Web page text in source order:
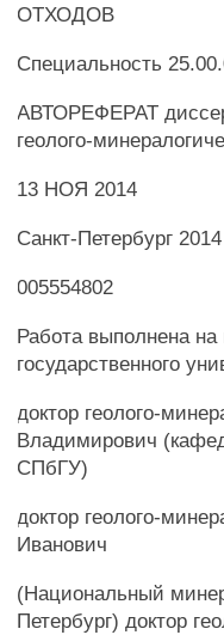
ОТХОДОВ
Специальность
АВТОРЕФЕРАТ
геолого-
13 НОЯ 2014
Санкт-Петербург
005554802
Работа выполнена на
государственного
доктор геолого-
Владимирович
СПбГУ)
доктор геолого-
Иванович
(Национальный
Петербург) доктор